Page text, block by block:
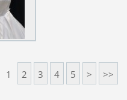
1 2 3 4 5 > >>